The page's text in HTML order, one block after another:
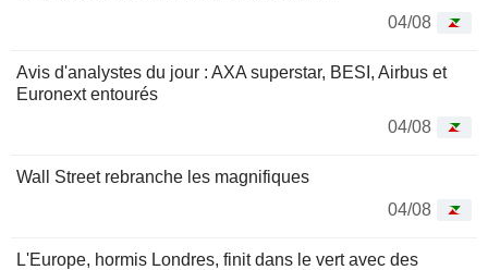
04/08
Avis d'analystes du jour : AXA superstar, BESI, Airbus et
Euronext entourés
04/08
Wall Street rebranche les magnifiques
04/08
L'Europe, hormis Londres, finit dans le vert avec des